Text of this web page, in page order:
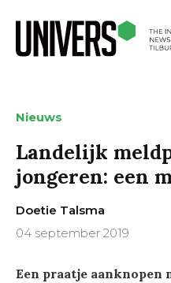
Nieuws
Landelijk
jongeren: een
Doetie Talsma
04 september 2019
Een praatje aanknopen